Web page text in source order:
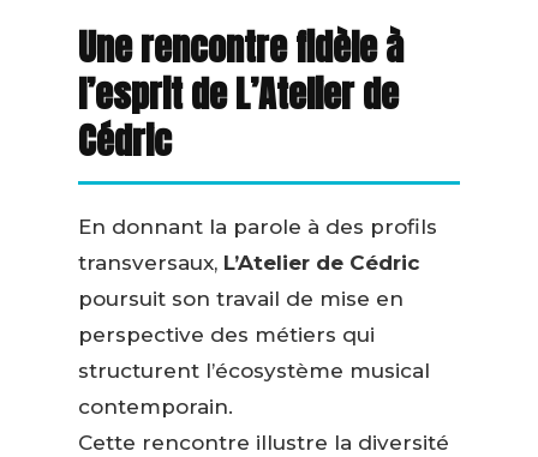
Une rencontre fidèle à
l’esprit de L’Atelier de
Cédric
En donnant la parole à des profils
transversaux, L’Atelier de Cédric
poursuit son travail de mise en
perspective des métiers qui
structurent l’écosystème musical
contemporain.
Cette rencontre illustre la diversité